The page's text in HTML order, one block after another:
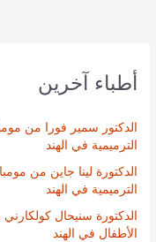
أطباء آخرين
الدكتور سمير فورا من
الترميمية في الهند
الدكتورة لينا جاين من
الترميمية في الهند
الدكتورة سنيحال
الأطفال في الهند